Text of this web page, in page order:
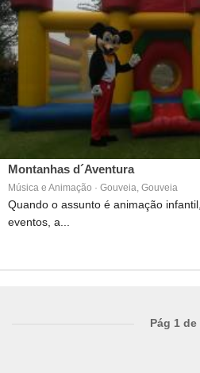
Montanhas d´Aventura
Música e Animação · Gouveia, Gouveia
Quando o assunto é animação
eventos, a...
Pág 1 de